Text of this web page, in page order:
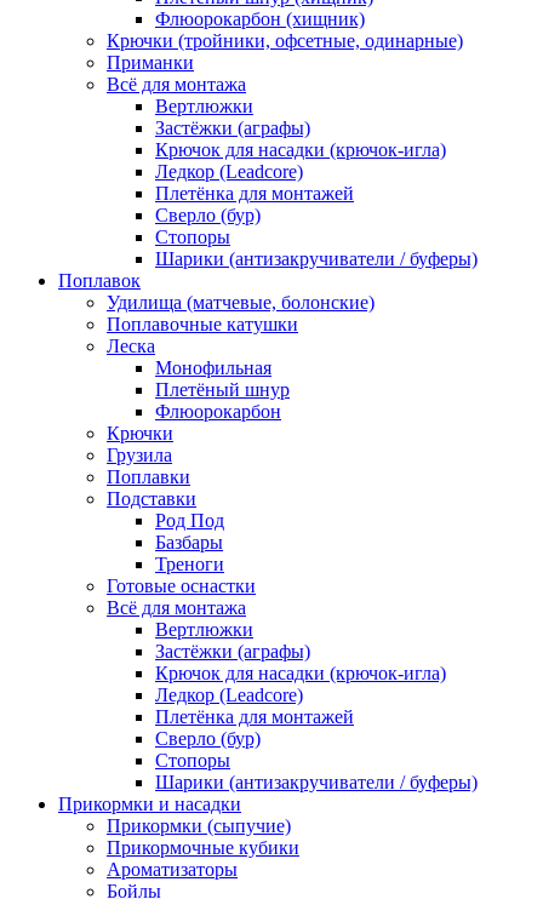
Флюорокарбон (хищник)
Крючки (тройники, офсетные, одинарные)
Приманки
Всё для монтажа
Вертлюжки
Застёжки (аграфы)
Крючок для насадки (крючок-игла)
Ледкор (Leadcore)
Плетёнка для монтажей
Сверло (бур)
Стопоры
Шарики (антизакручиватели / буферы)
Поплавок
Удилища (матчевые, болонские)
Поплавочные катушки
Леска
Монофильная
Плетёный шнур
Флюорокарбон
Крючки
Грузила
Поплавки
Подставки
Род Под
Базбары
Треноги
Готовые оснастки
Всё для монтажа
Вертлюжки
Застёжки (аграфы)
Крючок для насадки (крючок-игла)
Ледкор (Leadcore)
Плетёнка для монтажей
Сверло (бур)
Стопоры
Шарики (антизакручиватели / буферы)
Прикормки и насадки
Прикормки (сыпучие)
Прикормочные кубики
Ароматизаторы
Бойлы